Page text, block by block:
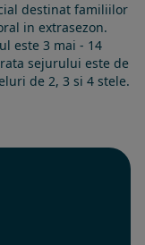
destinat familiilor
in extrasezon.
este 3 mai - 14
sejurului este de
de 2, 3 si 4 stele.